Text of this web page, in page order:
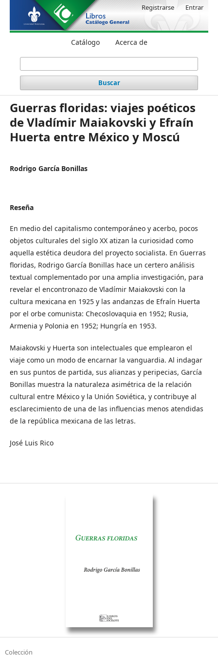
Catálogo Acerca de
Buscar
Registrarse Entrar
Guerras floridas: viajes poéticos
de Vladímir Maiakovski y Efraín
Huerta entre México y Moscú
Rodrigo García Bonillas
Reseña
En medio del capitalismo contemporáneo y acerbo, pocos
ob­jetos culturales del siglo XX atizan la curiosidad como
aquella estética deudora del proyecto socialista. En Guerras
floridas, Rodrigo García Bonillas hace un certero análisis
textual com­plementado por una amplia investigación, para
revelar el en­contronazo de Vladímir Maiakovski con la
cultura mexicana en 1925 y las andanzas de Efraín Huerta
por el orbe comunis­ta: Checoslovaquia en 1952; Rusia,
Armenia y Polonia en 1952; Hungría en 1953.
Maiakovski y Huerta son intelectuales que emplearon el
viaje como un modo de encarnar la vanguardia. Al indagar
en sus puntos de partida, sus alianzas y peripecias, García
Bonillas muestra la naturaleza asimétrica de la relación
cultural entre México y la Unión Soviética, y contribuye al
esclarecimien­to de una de las influencias menos atendidas
de la república mexicana de las letras.
José Luis Rico
Colección